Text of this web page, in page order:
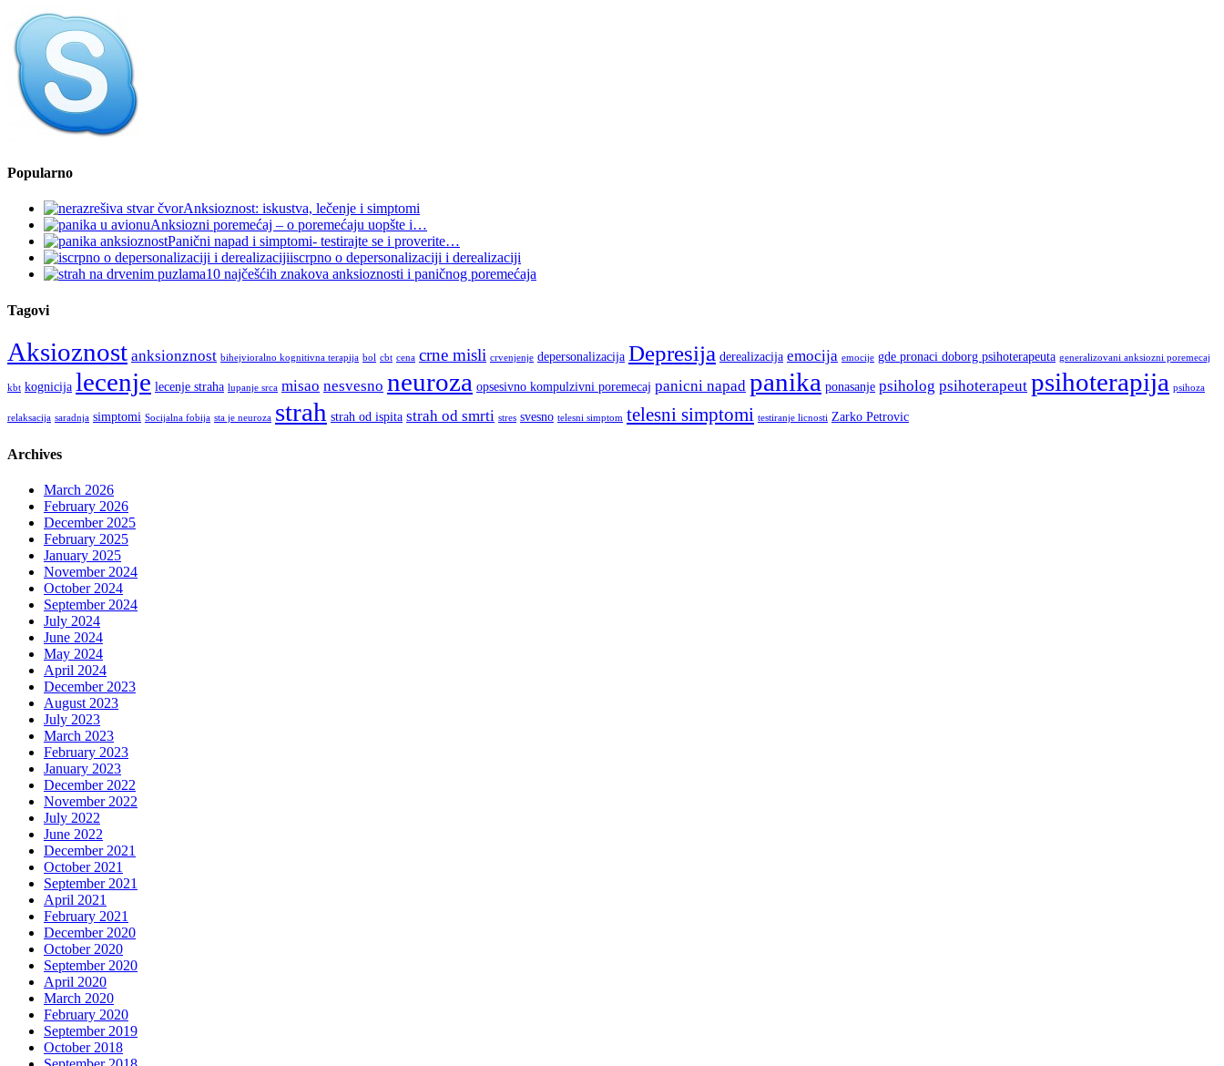
Popularno
Anksioznost: iskustva, lečenje i simptomi
Anksiozni poremećaj – o poremećaju uopšte i…
Panični napad i simptomi- testirajte se i proverite…
iscrpno o depersonalizaciji i derealizaciji
10 najčešćih znakova anksioznosti i paničnog poremećaja
Tagovi
Aksioznost anksionznost bihejvioralno kognitivna terapija bol cbt cena crne misli crvenjenje depersonalizacija Depresija derealizacija emocija emocije gde pronaci doborg psihoterapeuta generalizovani anksiozni poremecaj
kbt kognicija lecenje lecenje straha lupanje srca misao nesvesno neuroza opsesivno kompulzivni poremecaj panicni napad panika ponasanje psiholog psihoterapeut psihoterapija psihoza
relaksacija saradnja simptomi Socijalna fobija sta je neuroza strah strah od ispita strah od smrti stres svesno telesni simptom telesni simptomi testiranje licnosti Zarko Petrovic
Archives
March 2026
February 2026
December 2025
February 2025
January 2025
November 2024
October 2024
September 2024
July 2024
June 2024
May 2024
April 2024
December 2023
August 2023
July 2023
March 2023
February 2023
January 2023
December 2022
November 2022
July 2022
June 2022
December 2021
October 2021
September 2021
April 2021
February 2021
December 2020
October 2020
September 2020
April 2020
March 2020
February 2020
September 2019
October 2018